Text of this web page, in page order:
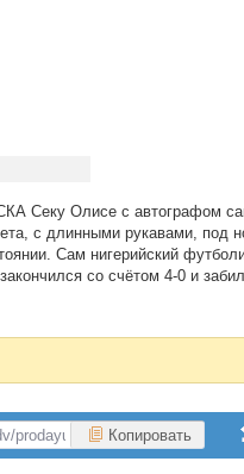
Секу Олисе с автографом
с длинными рукавами, под
Сам нигерийский
со счётом 4-0 и
Копировать